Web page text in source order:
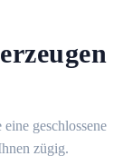
geschlossene
zügig.